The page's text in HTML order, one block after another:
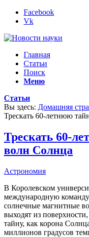
Facebook
Vk
Главная
Статьи
Поиск
Меню
Статьи
Вы здесь: Домашняя
Трескать 60-летнюю
Трескать 60-
волн Солнца
Астрономия
В Королевском
международную
солнечные магнитные
выходят из
тайну, как корона
миллионов градусов